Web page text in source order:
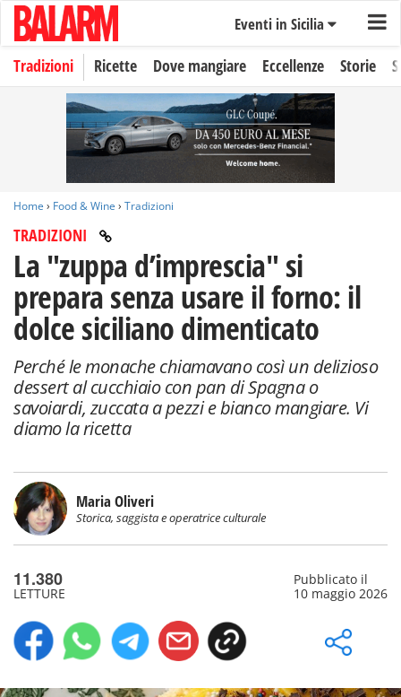
Eventi in Sicilia
Tradizioni Ricette Dove mangiare Eccellenze Storie
Home › Food & Wine › Tradizioni
TRADIZIONI
La "zuppa d’imprescia" si
prepara senza usare il forno: il
dolce siciliano dimenticato
Perché le monache chiamavano così un delizioso
dessert al cucchiaio con pan di Spagna o
savoiardi, zuccata a pezzi e bianco mangiare. Vi
diamo la ricetta
Maria Oliveri
Storica, saggista e operatrice culturale
11.380
LETTURE
Pubblicato il
10 maggio 2026